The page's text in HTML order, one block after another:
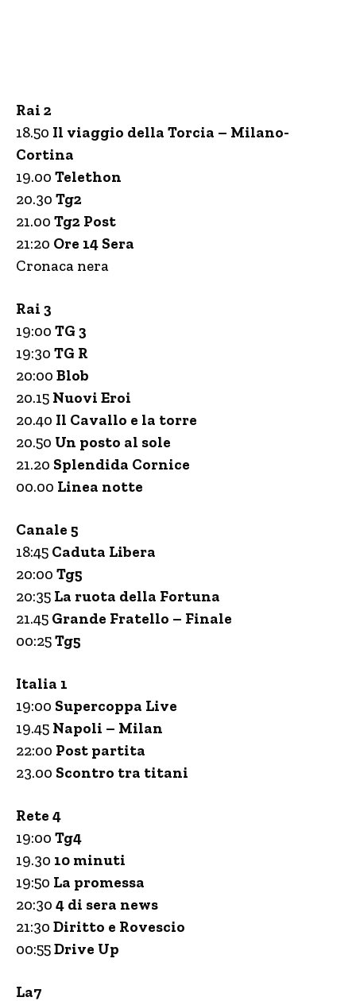
Rai 2
18.50 Il viaggio della Torcia – Milano-
Cortina
19.00 Telethon
20.30 Tg2
21.00 Tg2 Post
21:20 Ore 14 Sera
Cronaca nera
Rai 3
19:00 TG 3
19:30 TG R
20:00 Blob
20.15 Nuovi Eroi
20.40 Il Cavallo e la torre
20.50 Un posto al sole
21.20 Splendida Cornice
00.00 Linea notte
Canale 5
18:45 Caduta Libera
20:00 Tg5
20:35 La ruota della Fortuna
21.45 Grande Fratello – Finale
00:25Tg5
Italia 1
19:00 Supercoppa Live
19.45 Napoli – Milan
22:00 Post partita
23.00 Scontro tra titani
Rete 4
19:00 Tg4
19.30 10 minuti
19:50 La promessa
20:30 4 di sera news
21:30 Diritto e Rovescio
00:55Drive Up
La7